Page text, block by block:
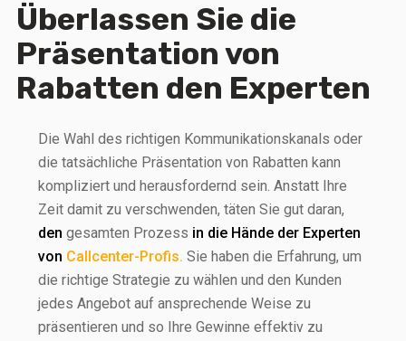
Überlassen Sie die
Präsentation von
Rabatten den Experten
Die Wahl des richtigen Kommunikationskanals oder
die tatsächliche Präsentation von Rabatten kann
kompliziert und herausfordernd sein. Anstatt Ihre
Zeit damit zu verschwenden, täten Sie gut daran,
den gesamten Prozess in die Hände der Experten
von Callcenter-Profis. Sie haben die Erfahrung, um
die richtige Strategie zu wählen und den Kunden
jedes Angebot auf ansprechende Weise zu
präsentieren und so Ihre Gewinne effektiv zu